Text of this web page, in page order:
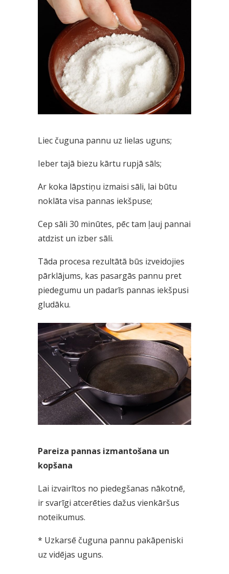
Liec čuguna pannu uz lielas uguns;
Ieber tajā biezu kārtu rupjā sāls;
Ar koka lāpstiņu izmaisi sāli, lai būtu
noklāta visa pannas iekšpuse;
Cep sāli 30 minūtes, pēc tam ļauj pannai
atdzist un izber sāli.
Tāda procesa rezultātā būs izveidojies
pārklājums, kas pasargās pannu pret
piedegumu un padarīs pannas iekšpusi
gludāku.
Pareiza pannas izmantošana un
kopšana
Lai izvairītos no piedegšanas nākotnē,
ir svarīgi atcerēties dažus vienkāršus
noteikumus.
* Uzkarsē čuguna pannu pakāpeniski
uz vidējas uguns.